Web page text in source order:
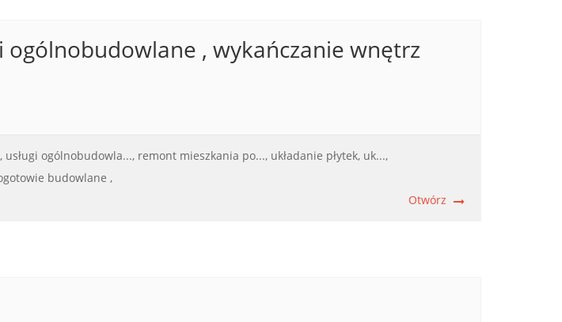
ogólnobudowlane , wykańczanie wnętrz
usługi ogólnobudowla..., remont mieszkania po..., układanie płytek, uk...,
budowlane ,
Otwórz